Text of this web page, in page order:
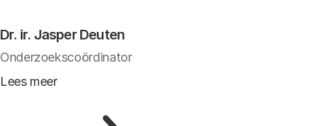
Dr. ir. Jasper Deuten
Onderzoekscoördinator
Lees meer